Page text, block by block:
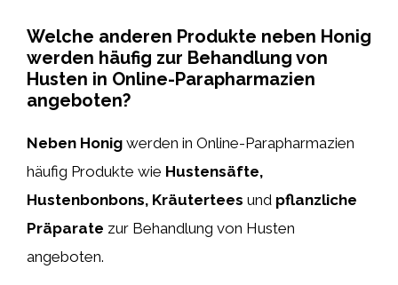
Welche anderen Produkte neben Honig
werden häufig zur Behandlung von
Husten in Online-Parapharmazien
angeboten?
Neben Honig werden in Online-Parapharmazien
häufig Produkte wie Hustensäfte,
Hustenbonbons, Kräutertees und pflanzliche
Präparate zur Behandlung von Husten
angeboten.